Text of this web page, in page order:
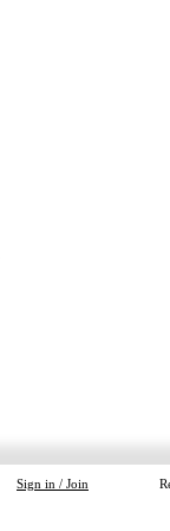
Sign in / Join